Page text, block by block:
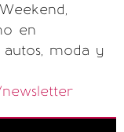
en
moda y